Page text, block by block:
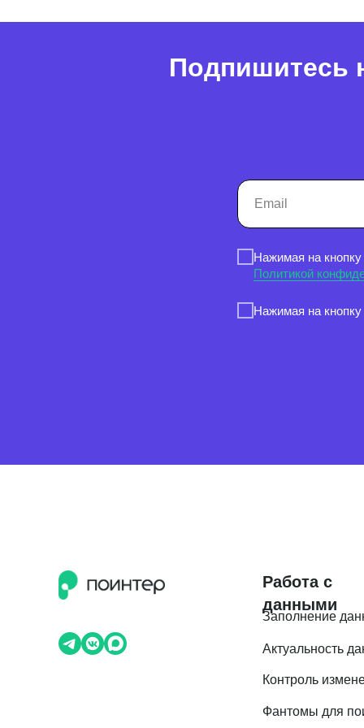
Подпишитесь
Нажимая на
Политикой
Нажимая на
Работа с
данными
Заполнение
Актуальность
Контроль
Фантомы для